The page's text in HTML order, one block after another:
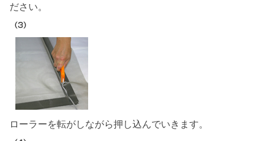
ださい。
ローラーを転がしながら押し込んでいきます。